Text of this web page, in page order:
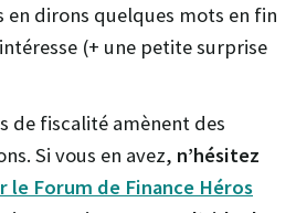
en dirons quelques mots en fin
(+ une petite surprise
de fiscalité amènent des
Si vous en avez, n’hésitez
le Forum de Finance Héros